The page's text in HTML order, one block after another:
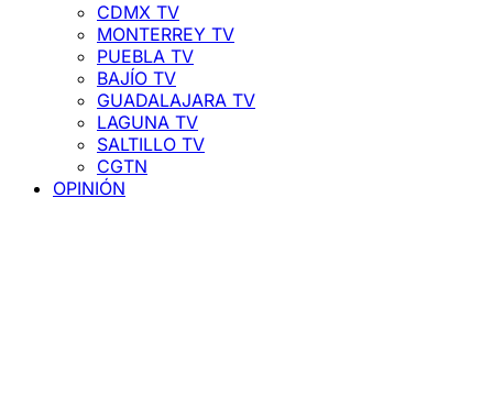
CDMX TV
MONTERREY TV
PUEBLA TV
BAJÍO TV
GUADALAJARA TV
LAGUNA TV
SALTILLO TV
CGTN
OPINIÓN